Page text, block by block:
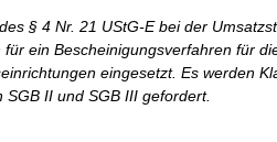
§ 4 Nr. 21 UStG-E bei der
ein Bescheinigungsverfahren für
eingesetzt. Es werden
II und SGB III gefordert.